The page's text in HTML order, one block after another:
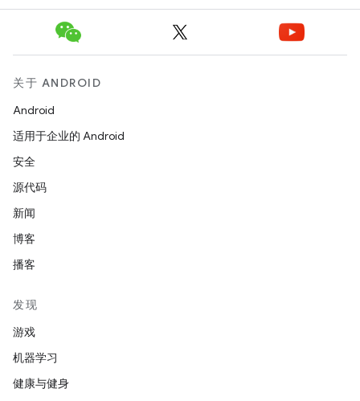
关于 ANDROID
Android
适用于企业的 Android
安全
源代码
新闻
博客
播客
发现
游戏
机器学习
健康与健身